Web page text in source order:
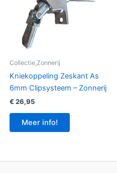
Collectie,Zonnerij
Kniekoppeling Zeskant As
6mm Clipsysteem – Zonnerij
€ 26,95
Meer info!